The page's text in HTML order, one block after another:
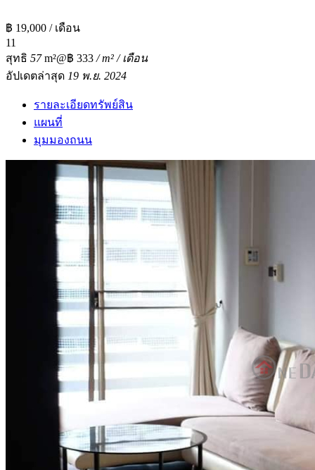
฿ 19,000 / เดือน
11
สุทธิ 57m²@฿ 333 / m² / เดือน
อัปเดตล่าสุด 19 พ.ย. 2024
รายละเอียดทรัพย์สิน
แผนที่
มุมมองถนน